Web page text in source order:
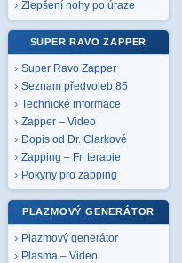
Zlepšení nohy po úraze
SUPER RAVO ZAPPER
Super Ravo Zapper
Seznam předvoleb 85
Technické informace
Zapper – Video
Dopis od Dr. Clarkové
Zapping – Fr. terapie
Pokyny pro zapping
PLAZMOVÝ GENERÁTOR
Plazmový generátor
Plasma – Video